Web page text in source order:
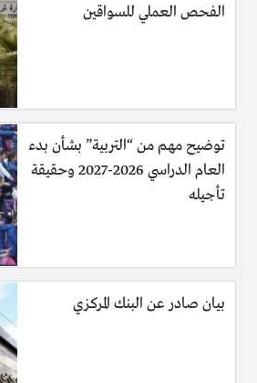
الفحص العملي للسواقين
توضيح مهم من “التربية” بشأن بدء
العام الدراسي 2026-2027 وحقيقة
تأجيله
بيان صادر عن البنك المركزي